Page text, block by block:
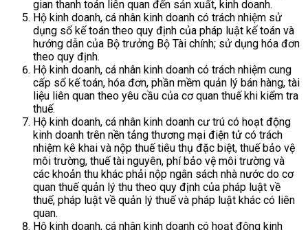
gian thanh toán liên quan đến sản xuất, kinh doanh.
Hộ kinh doanh, cá nhân kinh doanh có trách nhiệm sử
dụng sổ kế toán theo quy định của pháp luật kế toán và
hướng dẫn của Bộ trưởng Bộ Tài chính; sử dụng hóa đơn
theo quy định.
Hộ kinh doanh, cá nhân kinh doanh có trách nhiệm cung
cấp sổ kế toán, hóa đơn, phần mềm quản lý bán hàng, tài
liệu liên quan theo yêu cầu của cơ quan thuế khi kiểm tra
thuế.
Hộ kinh doanh, cá nhân kinh doanh cư trú có hoạt động
kinh doanh trên nền tảng thương mại điện tử có trách
nhiệm kê khai và nộp thuế tiêu thụ đặc biệt, thuế bảo vệ
môi trường, thuế tài nguyên, phí bảo vệ môi trường và
các khoản thu khác phải nộp ngân sách nhà nước do cơ
quan thuế quản lý thu theo quy định của pháp luật về
thuế, pháp luật về quản lý thuế và pháp luật khác có liên
quan.
Hộ kinh doanh, cá nhân kinh doanh có hoạt động kinh